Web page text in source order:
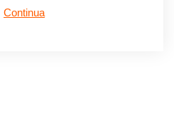
Continua